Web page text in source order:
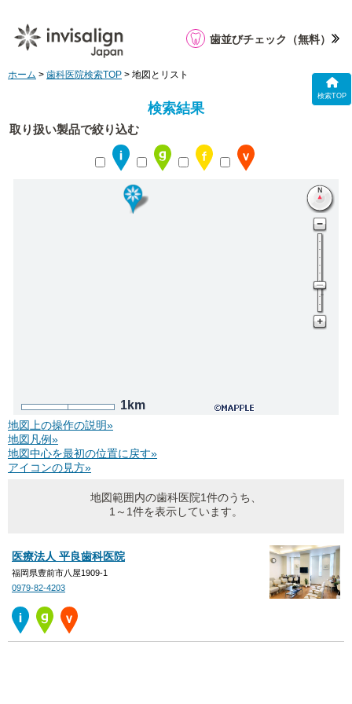
検索TOP
歯並びチェック （無料）
ホーム > 歯科医院検索TOP > 地図とリスト
検索結果
取り扱い製品で絞り込む
1km
地図上の操作の説明»
地図凡例»
地図中心を最初の位置に戻す»
アイコンの見方»
地図範囲内の歯科医院1件のうち、
1～1件を表示しています。
医療法人 平良歯科医院
福岡県豊前市八屋1909-1
0979-82-4203